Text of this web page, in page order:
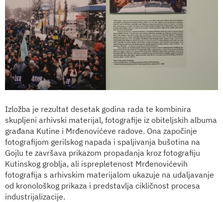
Izložba je rezultat desetak godina rada te kombinira
skupljeni arhivski materijal, fotografije iz obiteljskih albuma
građana Kutine i Mrđenovićeve radove. Ona započinje
fotografijom gerilskog napada i spaljivanja bušotina na
Gojlu te završava prikazom propadanja kroz fotografiju
Kutinskog groblja, ali isprepletenost Mrđenovićevih
fotografija s arhivskim materijalom ukazuje na udaljavanje
od kronološkog prikaza i predstavlja cikličnost procesa
industrijalizacije.